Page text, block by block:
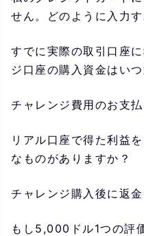
せん。どのように入力
すでに実際の取引口座
ジ口座の購入資金はい
チャレンジ費用のお支
リアル口座で得た利益
なものがありますか？
チャレンジ購入後に返
もし5,000ドル1つの評